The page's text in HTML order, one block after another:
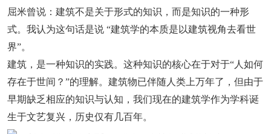
屈米曾说：建筑不是关于形式的知识，而是知识的一种形
式。我认为这句话是说 “建筑学的本质是以建筑视角去看世
界”。
建筑，是一种知识的实践。这种知识的核心在于对于“人如何
存在于世间？”的理解。建筑物已伴随人类上万年了，但由于
早期缺乏相应的知识与认知，我们现在的建筑学作为学科诞
生于文艺复兴，历史仅有几百年。